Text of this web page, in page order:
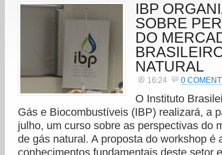
IBP
SOBRE
DO
NATURAL
16:24 0
O Instituto
Gás e Biocombustíveis (IBP) realizará, a
julho, um curso sobre as perspectivas do
de gás natural. A proposta do workshop é
conhecimentos fundamentais deste setor